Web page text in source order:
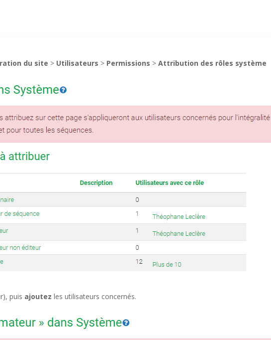
du site > Utilisateurs > Permissions >Attribution des rôles système
puis ajoutez les utilisateurs concernés.